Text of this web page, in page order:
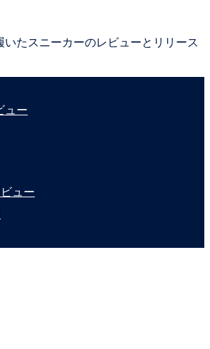
いたスニーカーのレビューとリリース
ュー
ュー